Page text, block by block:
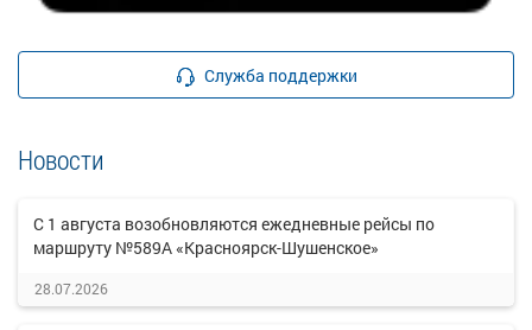
Служба поддержки
Новости
С 1 августа возобновляются ежедневные рейсы по
маршруту №589А «Красноярск-Шушенское»
28.07.2026